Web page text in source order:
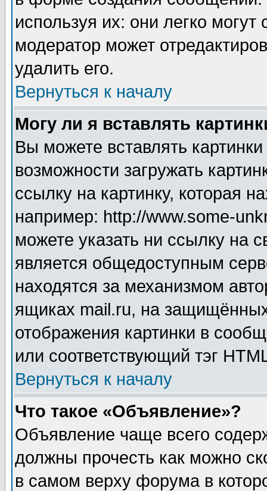
используя их: они легко
модератор может
удалить его.
Вернуться к началу
Могу ли я вставлять
Вы можете вставлять
возможности загружать
ссылку на картинку, которая
например: http://www.some-
можете указать ни ссылку на
является общедоступным
находятся за механизмом
ящиках mail.ru, на
отображения картинки в
или соответствующий тэг
Вернуться к началу
Что такое «Объявление»?
Объявление чаще всего
должны прочесть как можно
в самом верху форума в